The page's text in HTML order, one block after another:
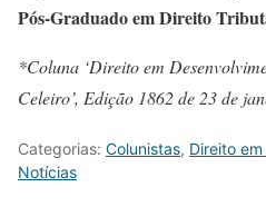
Pós-Graduado em Direito
*Coluna ‘Direito em
Celeiro’, Edição 1862 de 23 de
Categorias: Colunistas, Direito
Notícias